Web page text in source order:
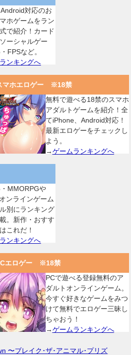
対応のお
ホゲームをラン
で紹介！カード
ーシャルゲー
FPSなど。
ンキングへ
マホエロゲー ※18禁
無料で遊べる18禁のスマホ
アダルトゲームを紹介！全
てiPhone、Android対応！
最新エロゲーをチェックし
よう。
→ゲームランキングへ
MMORPGや
ンラインゲーム
別にランキング
。新作・おすす
これだ！
ンキングへ
エロゲー ※18禁
PCで遊べる登録無料のア
ダルトオンラインゲーム。
今すぐ好きなゲームをみつ
けて無料でエロゲー三昧し
ちゃおう！
→ゲームランキングへ
〜ブレイク･ザ･アニマル･プリズ